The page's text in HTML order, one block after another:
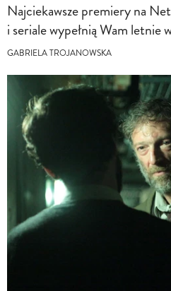
Najciekawsze premiery na
i seriale wypełnią Wam letnie
GABRIELA TROJANOWSKA